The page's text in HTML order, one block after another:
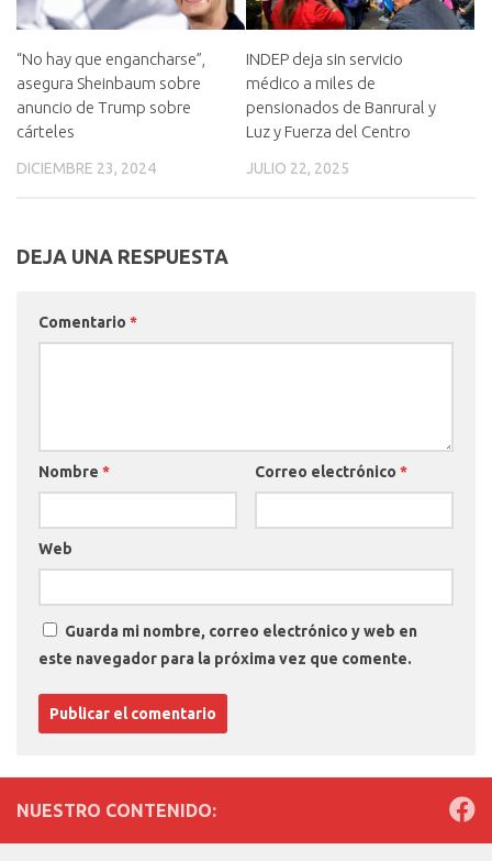
“No hay que engancharse”,
asegura Sheinbaum sobre
anuncio de Trump sobre
cárteles
DICIEMBRE 23, 2024
INDEP deja sin servicio
médico a miles de
pensionados de Banrural y
Luz y Fuerza del Centro
JULIO 22, 2025
DEJA UNA RESPUESTA
Comentario *
Nombre * Correo electrónico *
Web
Guarda mi nombre, correo electrónico y web en
este navegador para la próxima vez que comente.
NUESTRO CONTENIDO: